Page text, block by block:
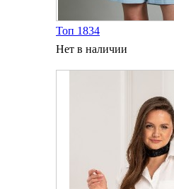
Топ 1834
Нет в наличии